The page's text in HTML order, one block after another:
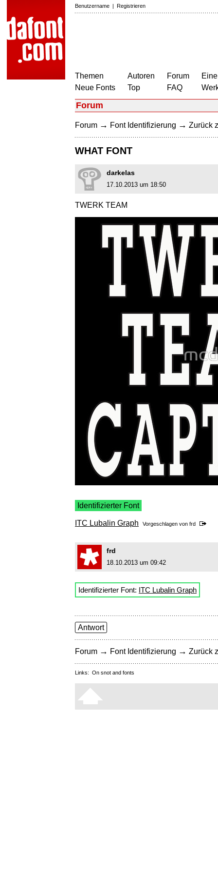
Benutzername | Registrieren
Themen
Neue Fonts
Autoren
Top
Forum
FAQ
Forum
Forum → Font Identifizierung → Zurück
WHAT FONT
darkelas
17.10.2013 um 18:50
TWERK TEAM
Identifizierter Font
ITC Lubalin Graph Vorgeschlagen von frd
frd
18.10.2013 um 09:42
Identifizierter Font: ITC Lubalin Graph
Antwort
Forum → Font Identifizierung → Zurück
Links: On snot and fonts